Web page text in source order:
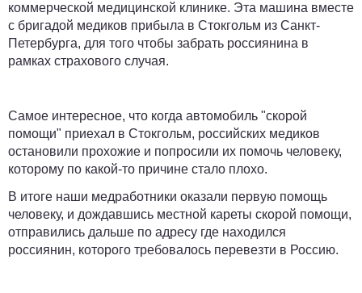
коммерческой медицинской клинике. Эта машина вместе
с бригадой медиков прибыла в Стокгольм из Санкт-
Петербурга, для того чтобы забрать россиянина в
рамках страхового случая.
Самое интересное, что когда автомобиль "скорой
помощи" приехал в Стокгольм, российских медиков
остановили прохожие и попросили их помочь человеку,
которому по какой-то причине стало плохо.
В итоге наши медработники оказали первую помощь
человеку, и дождавшись местной кареты скорой помощи,
отправились дальше по адресу где находился
россиянин, которого требовалось перевезти в Россию.